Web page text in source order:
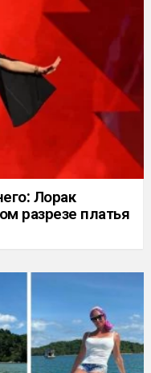
Лорак
разрезе платья